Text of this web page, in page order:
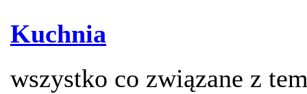
Kuchnia
wszystko co związane z